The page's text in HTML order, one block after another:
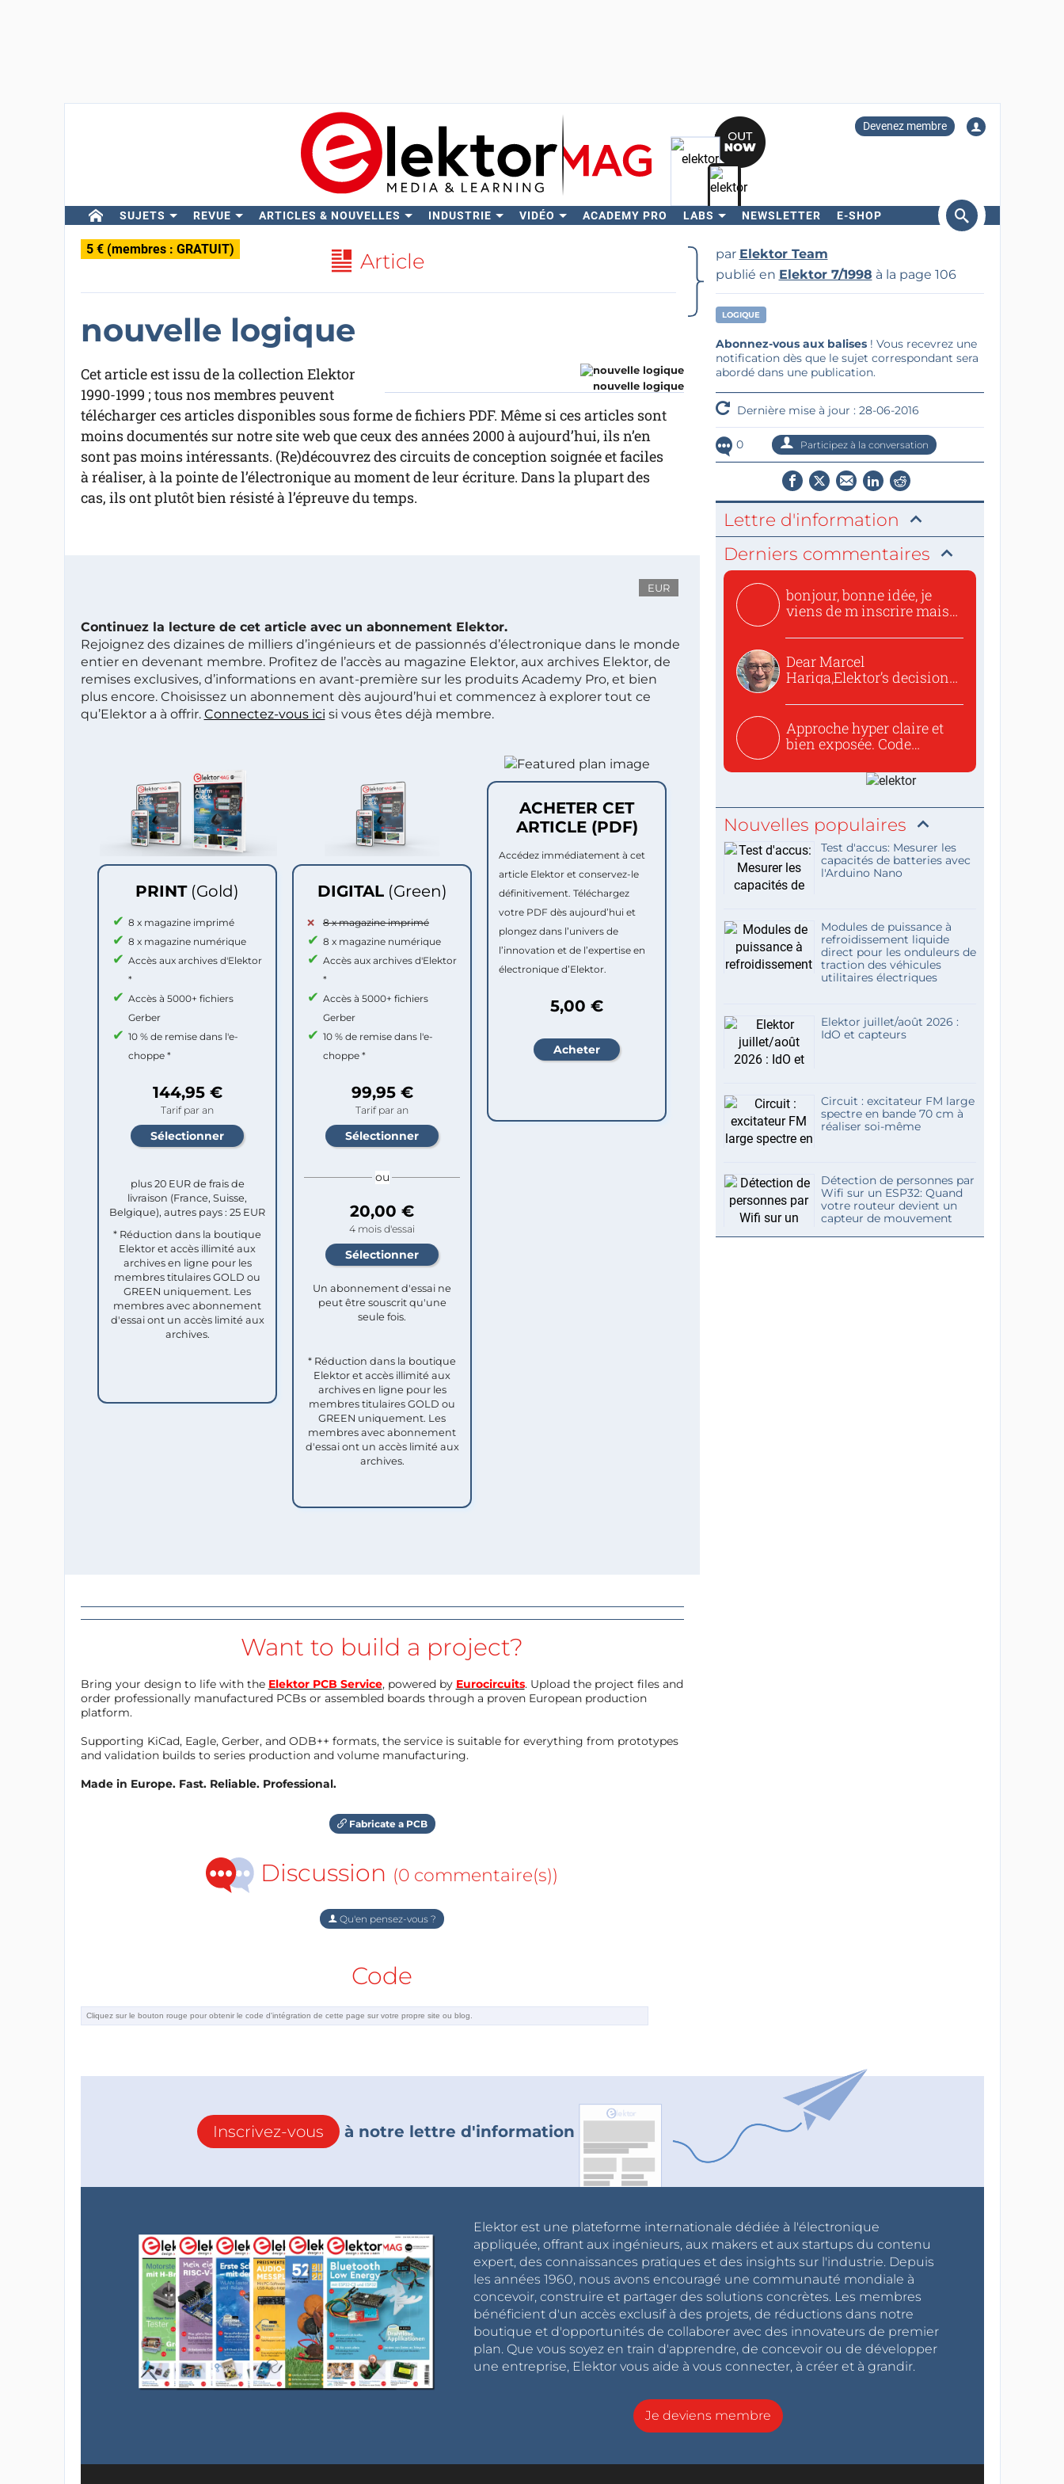
Devenez membre
SUJETS REVUE ARTICLES & NOUVELLES INDUSTRIE VIDÉO ACADEMY PRO LABS NEWSLETTER E-SHOP
Rechercher
5 € (membres : GRATUIT) Article
nouvelle logique
nouvelle logique
Cet article est issu de la collection Elektor
1990-1999 ; tous nos membres peuvent
télécharger ces articles disponibles sous forme de fichiers PDF. Même si ces articles sont
moins documentés sur notre site web que ceux des années 2000 à aujourd’hui, ils n’en
sont pas moins intéressants. (Re)découvrez des circuits de conception soignée et faciles
à réaliser, à la pointe de l’électronique au moment de leur écriture. Dans la plupart des
cas, ils ont plutôt bien résisté à l’épreuve du temps.
EUR
Continuez la lecture de cet article avec un abonnement Elektor.
Rejoignez des dizaines de milliers d’ingénieurs et de passionnés d’électronique dans le monde
entier en devenant membre. Profitez de l’accès au magazine Elektor, aux archives Elektor, de
remises exclusives, d’informations en avant-première sur les produits Academy Pro, et bien
plus encore. Choisissez un abonnement dès aujourd’hui et commencez à explorer tout ce
qu’Elektor a à offrir. Connectez-vous ici si vous êtes déjà membre.
PRINT (Gold)
8 x magazine imprimé
8 x magazine numérique
Accès aux archives d'Elektor
*
Accès à 5000+ fichiers
Gerber
10 % de remise dans l'e-
choppe *
144,95 €
Tarif par an
plus 20 EUR de frais de
livraison (France, Suisse,
Belgique), autres pays : 25 EUR
* Réduction dans la boutique
Elektor et accès illimité aux
archives en ligne pour les
membres titulaires GOLD ou
GREEN uniquement. Les
membres avec abonnement
d'essai ont un accès limité aux
archives.
DIGITAL (Green)
8 x magazine imprimé
8 x magazine numérique
Accès aux archives d'Elektor
*
Accès à 5000+ fichiers
Gerber
10 % de remise dans l'e-
choppe *
99,95 €
Tarif par an
ou
20,00 €
4 mois d'essai
Un abonnement d'essai ne
peut être souscrit qu'une
seule fois.​
* Réduction dans la boutique
Elektor et accès illimité aux
archives en ligne pour les
membres titulaires GOLD ou
GREEN uniquement. Les
membres avec abonnement
d'essai ont un accès limité aux
archives.
ACHETER CET
ARTICLE (PDF)
Accédez immédiatement à cet
article Elektor et conservez-le
définitivement. Téléchargez
votre PDF dès aujourd’hui et
plongez dans l’univers de
l’innovation et de l’expertise en
électronique d’Elektor.
5,00 €
Want to build a project?
Bring your design to life with the Elektor PCB Service, powered by Eurocircuits. Upload the project files and
order professionally manufactured PCBs or assembled boards through a proven European production
platform.
Supporting KiCad, Eagle, Gerber, and ODB++ formats, the service is suitable for everything from prototypes
and validation builds to series production and volume manufacturing.
Made in Europe. Fast. Reliable. Professional.
Fabricate a PCB
Discussion (0 commentaire(s))
Qu'en pensez-vous ?
Code
par Elektor Team
publié en Elektor 7/1998 à la page 106
LOGIQUE
Abonnez-vous aux balises! Vous recevrez une
notification dès que le sujet correspondant sera
abordé dans une publication.
Dernière mise à jour : 28-06-2016
0 Participez à la conversation
Lettre d'information
Derniers commentaires
bonjour, bonne idée, je
viens de m inscrire mais
Dear Marcel
Hariga,Elektor’s decision
Approche hyper claire et
bien exposée. Code
Nouvelles populaires
Test d'accus: Mesurer les
capacités de batteries avec
l'Arduino Nano
Modules de puissance à
refroidissement liquide
direct pour les onduleurs de
traction des véhicules
utilitaires électriques
Elektor juillet/août 2026 :
IdO et capteurs
Circuit : excitateur FM large
spectre en bande 70 cm à
réaliser soi-même
Détection de personnes par
Wifi sur un ESP32: Quand
votre routeur devient un
capteur de mouvement
Inscrivez-vous à notre lettre d'information
Elektor est une plateforme internationale dédiée à l'électronique
appliquée, offrant aux ingénieurs, aux makers et aux startups du contenu
expert, des connaissances pratiques et des insights sur l'industrie. Depuis
les années 1960, nous avons encouragé une communauté mondiale à
concevoir, construire et partager des solutions concrètes. Les membres
bénéficient d'un accès exclusif à des projets, de réductions dans notre
boutique et d'opportunités de collaborer avec des innovateurs de premier
plan. Que vous soyez en train d'apprendre, de concevoir ou de développer
une entreprise, Elektor vous aide à vous connecter, à créer et à grandir.
Je deviens membre